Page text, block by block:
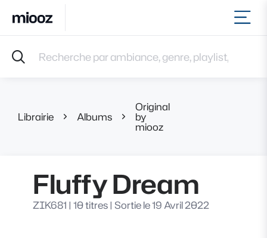
Accueil
Musiques
Playlists
Librairie Albums
Original
by
miooz
Fluffy Dream
ZIK681 | 10 titres| Sortie le 19 Avril 2022